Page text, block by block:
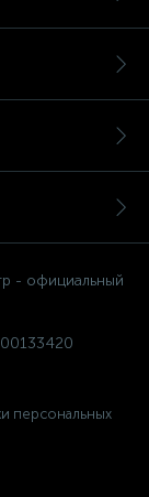
- официальный
персональных